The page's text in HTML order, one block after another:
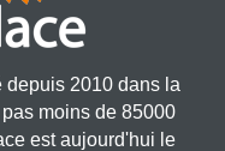
depuis 2010 dans la
moins de 85000
est aujourd'hui le